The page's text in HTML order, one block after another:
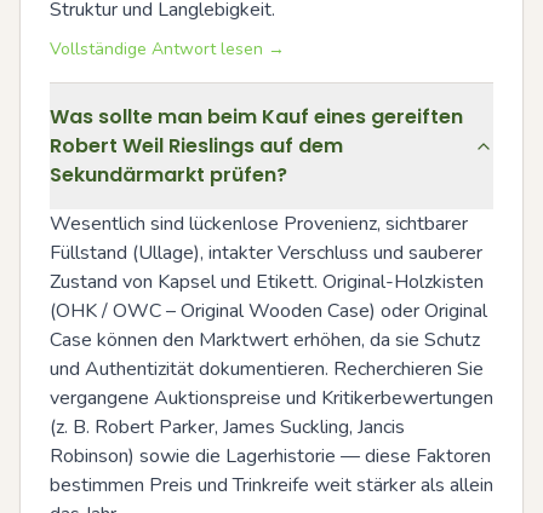
Struktur und Langlebigkeit.
Vollständige Antwort lesen →
Was sollte man beim Kauf eines gereiften
Robert Weil Rieslings auf dem
Sekundärmarkt prüfen?
Wesentlich sind lückenlose Provenienz, sichtbarer
Füllstand (Ullage), intakter Verschluss und sauberer
Zustand von Kapsel und Etikett. Original-Holzkisten
(OHK / OWC – Original Wooden Case) oder Original
Case können den Marktwert erhöhen, da sie Schutz
und Authentizität dokumentieren. Recherchieren Sie
vergangene Auktionspreise und Kritikerbewertungen
(z. B. Robert Parker, James Suckling, Jancis
Robinson) sowie die Lagerhistorie — diese Faktoren
bestimmen Preis und Trinkreife weit stärker als allein